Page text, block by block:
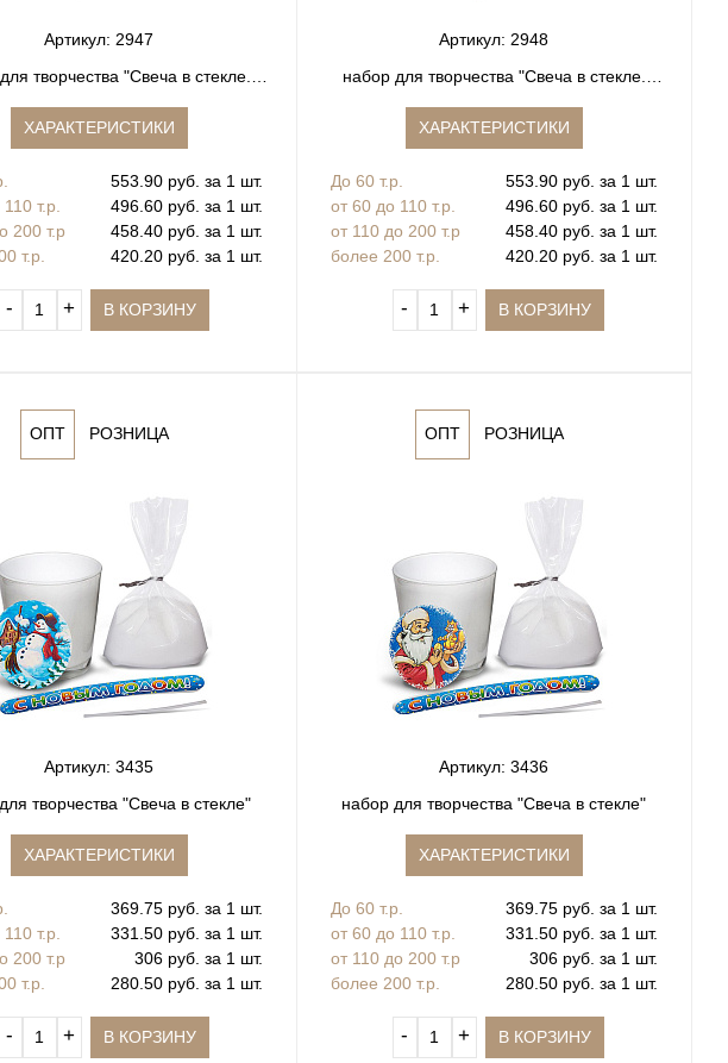
Артикул: 2947
творчества "Свеча в стекле.
ХАРАКТЕРИСТИКИ
553.90 руб. за 1 шт.
т.р.
496.60 руб. за 1 шт.
200 т.р
458.40 руб. за 1 шт.
т.р.
420.20 руб. за 1 шт.
‐ + В КОРЗИНУ
Артикул: 2948
набор для творчества "Свеча в стекле.
ХАРАКТЕРИСТИКИ
До 60 т.р.
553.90 руб. за 1 шт.
от 60 до 110 т.р.
496.60 руб. за 1 шт.
от 110 до 200 т.р
458.40 руб. за 1 шт.
более 200 т.р.
420.20 руб. за 1 шт.
‐ + В КОРЗИНУ
ОПТ РОЗНИЦА
Артикул: 3435
творчества "Свеча в стекле"
ХАРАКТЕРИСТИКИ
369.75 руб. за 1 шт.
т.р.
331.50 руб. за 1 шт.
200 т.р
306 руб. за 1 шт.
т.р.
280.50 руб. за 1 шт.
‐ + В КОРЗИНУ
ОПТ РОЗНИЦА
Артикул: 3436
набор для творчества "Свеча в стекле"
ХАРАКТЕРИСТИКИ
До 60 т.р.
369.75 руб. за 1 шт.
от 60 до 110 т.р.
331.50 руб. за 1 шт.
от 110 до 200 т.р
306 руб. за 1 шт.
более 200 т.р.
280.50 руб. за 1 шт.
‐ + В КОРЗИНУ